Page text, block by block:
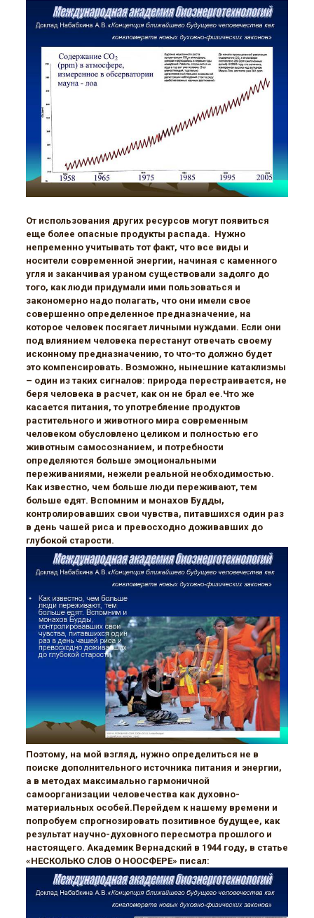
От использования других ресурсов могут появиться
еще более опасные продукты распада. Нужно
непременно учитывать тот факт, что все виды и
носители современной энергии, начиная с каменного
угля и заканчивая ураном существовали задолго до
того, как люди придумали ими пользоваться и
закономерно надо полагать, что они имели свое
совершенно определенное предназначение, на
которое человек посягает личными нуждами. Если они
под влиянием человека перестанут отвечать своему
исконному предназначению, то что-то должно будет
это компенсировать. Возможно, нынешние катаклизмы
– один из таких сигналов: природа перестраивается, не
беря человека в расчет, как он не брал ее.Что же
касается питания, то употребление продуктов
растительного и животного мира современным
человеком обусловлено целиком и полностью его
животным самосознанием, и потребности
определяются больше эмоциональными
переживаниями, нежели реальной необходимостью.
Как известно, чем больше люди переживают, тем
больше едят. Вспомним и монахов Будды,
контролировавших свои чувства, питавшихся один раз
в день чашей риса и превосходно доживавших до
глубокой старости.
Поэтому, на мой взгляд, нужно определиться не в
поиске дополнительного источника питания и энергии,
а в методах максимально гармоничной
самоорганизации человечества как духовно-
материальных особей.Перейдем к нашему времени и
попробуем спрогнозировать позитивное будущее, как
результат научно-духовного пересмотра прошлого и
настоящего. Академик Вернадский в 1944 году, в статье
«НЕСКОЛЬКО СЛОВ О НООСФЕРЕ» писал: